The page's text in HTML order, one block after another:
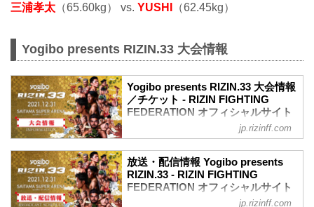
三浦孝太 （65.60kg） vs. YUSHI （62.45kg）
Yogibo presents RIZIN.33 大会情報
Yogibo presents RIZIN.33 大会情報
／チケット - RIZIN FIGHTING
FEDERATION オフィシャルサイト
現状は必要ありません。
大会概要
名称
jp.rizinff.com
放送・配信情報 Yogibo presents
RIZIN.33 - RIZIN FIGHTING
FEDERATION オフィシャルサイト
jp.rizinff.com